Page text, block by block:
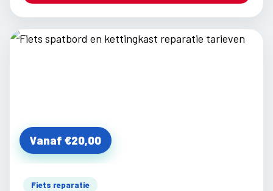
Vanaf €20,00
Fiets reparatie